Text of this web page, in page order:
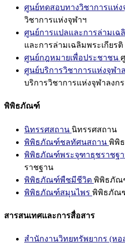
ศูนย์ทดสอบทางวิชาการแห่ง
วิชาการแห่งจุฬาฯ
ศูนย์การแปลและการล่ามเฉ
และการล่ามเฉลิมพระเกียรติ
ศูนย์กฎหมายเพื่อประชาชน
ศูนย์บริการวิชาการแห่งจุฬ
บริการวิชาการแห่งจุฬาลงก
พิพิธภัณฑ์
นิทรรศสถาน นิทรรศสถาน
พิพิธภัณฑ์ชลทัศนสถาน พิพิ
พิพิธภัณฑ์พระจุฑาธุชราชฐ
ราชฐาน
พิพิธภัณฑ์พืชมีชีวิต พิพิธภัณ
พิพิธภัณฑ์สมุนไพร พิพิธภัณ
สารสนเทศและการสื่อสาร
สำนักงานวิทยทรัพยากร (หอ